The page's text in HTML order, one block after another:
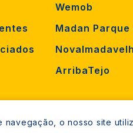
Wemob
Madan
ArribaTejo
navegação, o nosso site